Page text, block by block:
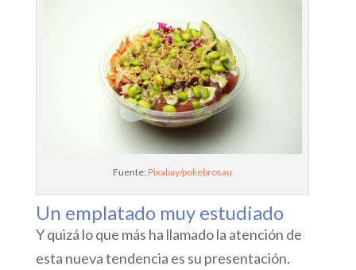
Fuente: Pixabay/pokebrosau
Un emplatado muy estudiado
Y quizá lo que más ha llamado la atención de
esta nueva tendencia es su presentación.